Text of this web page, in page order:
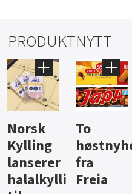
PRODUKTNYTT
Knalltall
for Açai
Bowl
Aass vil
bli
førstevalg
i lite-